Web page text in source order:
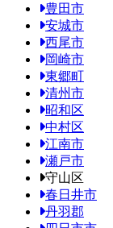
豊田市
安城市
西尾市
岡崎市
東郷町
清州市
昭和区
中村区
江南市
瀬戸市
守山区
春日井市
丹羽郡